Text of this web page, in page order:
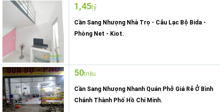
1,45tỷ
Cần Sang Nhượng Nhà Trọ - Câu Lạc Bộ Bida -
Phòng Net - Kiot.
50triệu
Cần Sang Nhượng Nhanh Quán Phở Giá Rẻ Ở Bình
Chánh Thành Phố Hồ Chí Minh.